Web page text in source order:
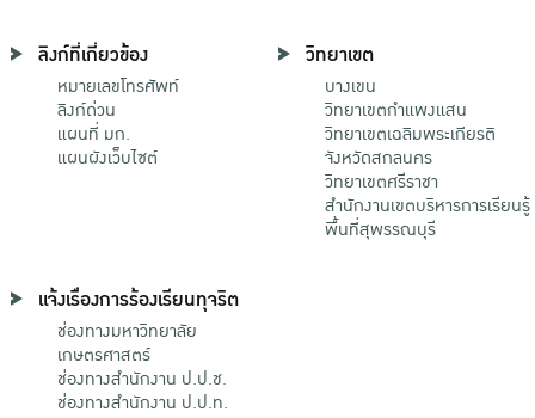
ลิงก์ที่เกี่ยวข้อง
หมายเลขโทรศัพท์
ลิงก์ด่วน
แผนที่ มก.
แผนผังเว็บไซต์
วิทยาเขต
บางเขน
วิทยาเขตกําแพงแสน
วิทยาเขตเฉลิมพระเกียรติ
จังหวัดสกลนคร
วิทยาเขตศรีราชา
สำนักงานเขตบริหารการเรียนรู้
พื้นที่สุพรรณบุรี
แจ้งเรื่องการร้องเรียนทุจริต
ช่องทางมหาวิทยาลัย
เกษตรศาสตร์
ช่องทางสำนักงาน ป.ป.ช.
ช่องทางสำนักงาน ป.ป.ท.